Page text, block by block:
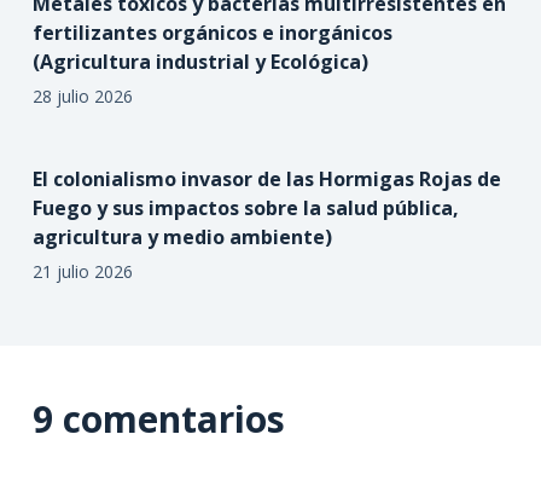
fertilizantes orgánicos e inorgánicos
(Agricultura industrial y Ecológica)
28 julio 2026
El colonialismo invasor de las Hormigas Rojas de
Fuego y sus impactos sobre la salud pública,
agricultura y medio ambiente)
21 julio 2026
9 comentarios